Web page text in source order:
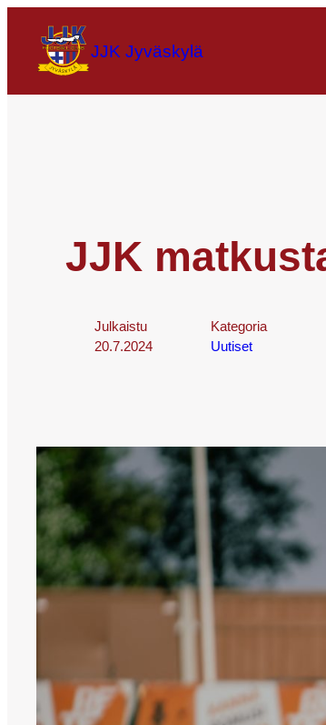
JJK Jyväskylä
JJK
Julkaistu
20.7.2024
Kategoria
Uutiset